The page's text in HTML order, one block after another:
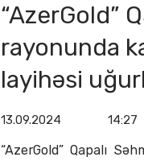
“AzerGold”
rayonunda
layihəsi
13.09.2024 14:27
“AzerGold” Qapalı